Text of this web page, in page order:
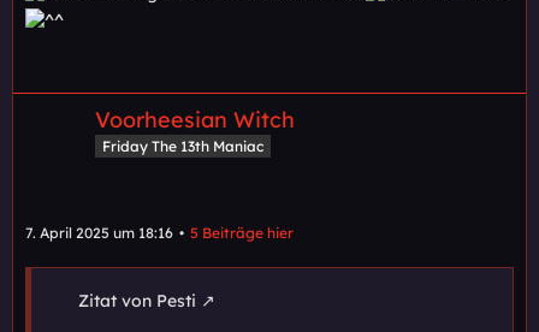
Voorheesian Witch
Friday The 13th Maniac
7. April 2025 um 18:16 5 Beiträge hier
Zitat von Pesti